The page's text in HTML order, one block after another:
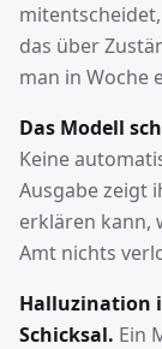
das über
man in Woche
Das Modell
Keine
Ausgabe zeigt
erklären kann,
Amt nichts
Halluzination
Schicksal. Ein